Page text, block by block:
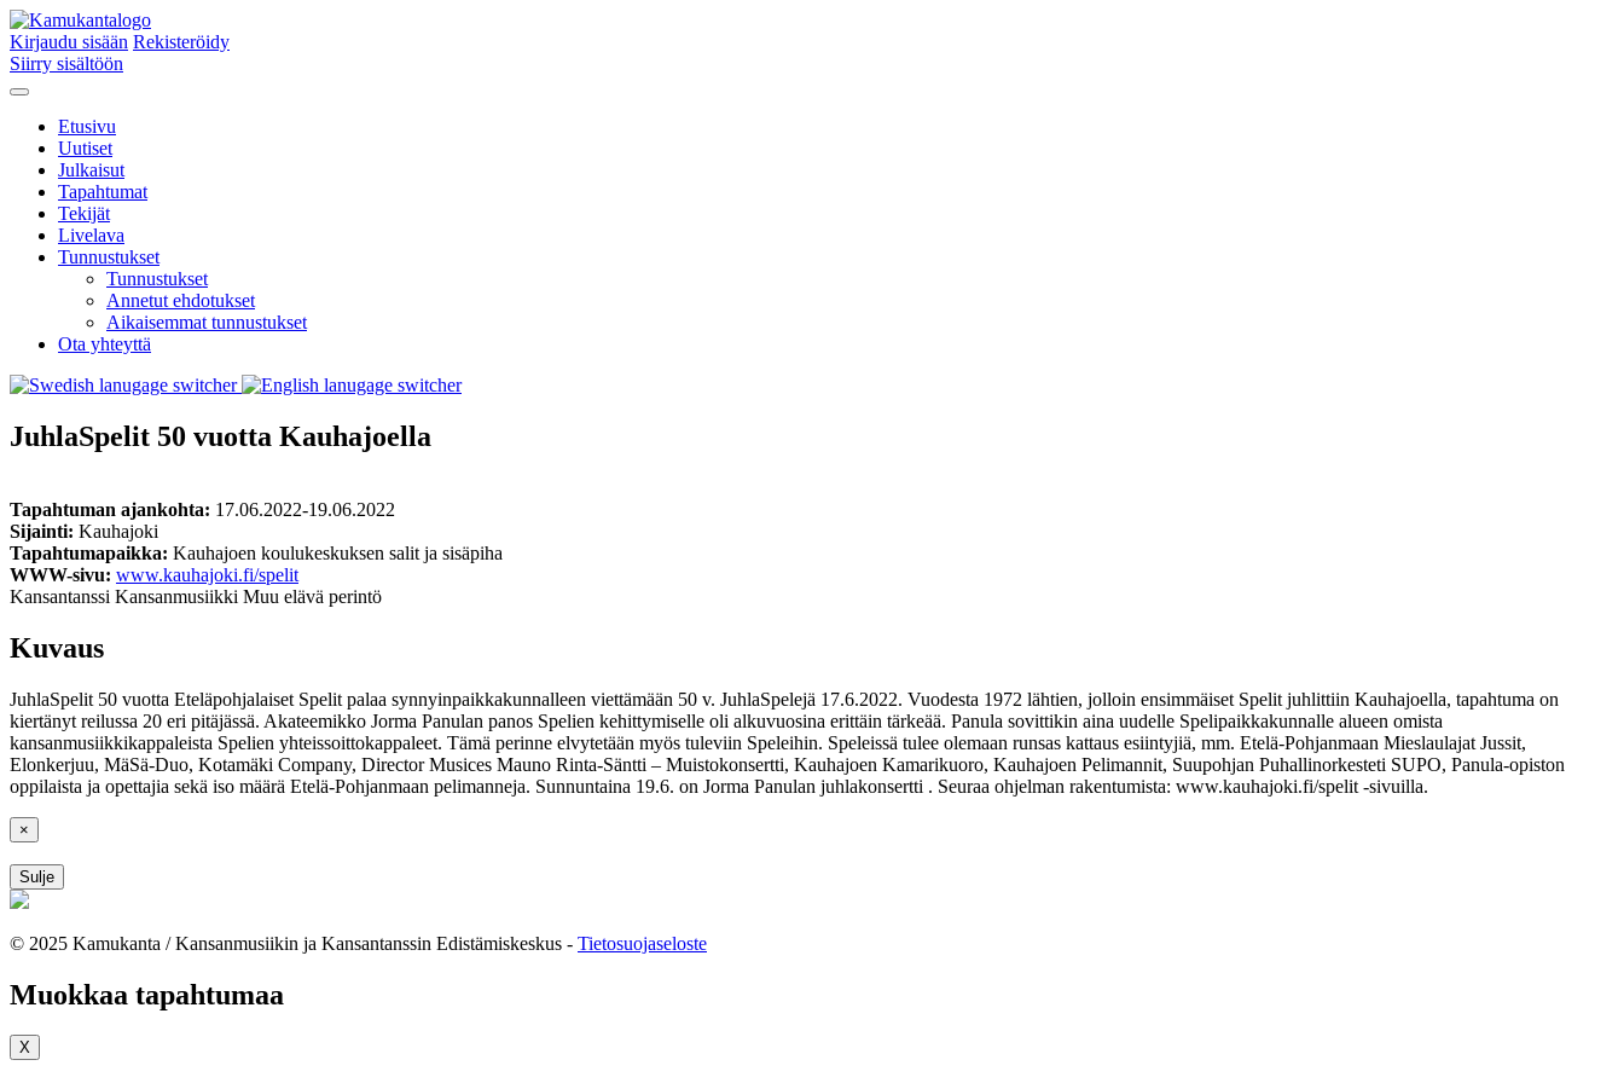
Kirjaudu sisään Rekisteröidy
Siirry sisältöön
Etusivu
Uutiset
Julkaisut
Tapahtumat
Tekijät
Livelava
Tunnustukset
Tunnustukset
Annetut ehdotukset
Aikaisemmat tunnustukset
Ota yhteyttä
JuhlaSpelit 50 vuotta Kauhajoella
Tapahtuman ajankohta: 17.06.2022-19.06.2022
Sijainti: Kauhajoki
Tapahtumapaikka: Kauhajoen koulukeskuksen salit ja sisäpiha
WWW-sivu: www.kauhajoki.fi/spelit
Kansantanssi Kansanmusiikki Muu elävä perintö
Kuvaus
JuhlaSpelit 50 vuotta Eteläpohjalaiset Spelit palaa synnyinpaikkakunnalleen viettämään 50 v. JuhlaSpelejä 17.6.2022. Vuodesta 1972 lähtien, jolloin ensimmäiset Spelit juhlittiin Kauhajoella, tapahtuma on
kiertänyt reilussa 20 eri pitäjässä. Akateemikko Jorma Panulan panos Spelien kehittymiselle oli alkuvuosina erittäin tärkeää. Panula sovittikin aina uudelle Spelipaikkakunnalle alueen omista
kansanmusiikkikappaleista Spelien yhteissoittokappaleet. Tämä perinne elvytetään myös tuleviin Speleihin. Speleissä tulee olemaan runsas kattaus esiintyjiä, mm. Etelä-Pohjanmaan Mieslaulajat Jussit,
Elonkerjuu, MäSä-Duo, Kotamäki Company, Director Musices Mauno Rinta-Säntti – Muistokonsertti, Kauhajoen Kamarikuoro, Kauhajoen Pelimannit, Suupohjan Puhallinorkesteti SUPO, Panula-opiston
oppilaista ja opettajia sekä iso määrä Etelä-Pohjanmaan pelimanneja. Sunnuntaina 19.6. on Jorma Panulan juhlakonsertti . Seuraa ohjelman rakentumista: www.kauhajoki.fi/spelit -sivuilla.
×
Sulje
© 2025 Kamukanta / Kansanmusiikin ja Kansantanssin Edistämiskeskus - Tietosuojaseloste
Muokkaa tapahtumaa
X